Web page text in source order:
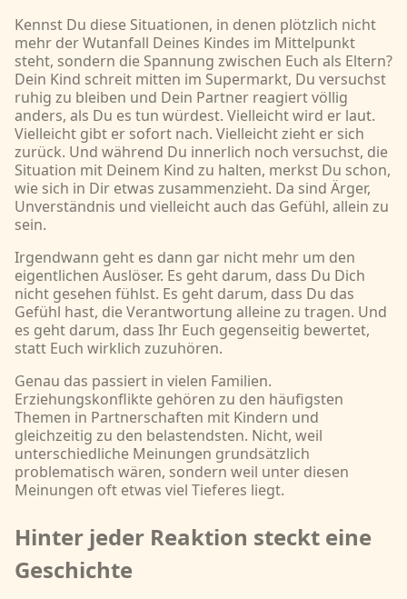
Kennst Du diese Situationen, in denen plötzlich nicht
mehr der Wutanfall Deines Kindes im Mittelpunkt
steht, sondern die Spannung zwischen Euch als Eltern?
Dein Kind schreit mitten im Supermarkt, Du versuchst
ruhig zu bleiben und Dein Partner reagiert völlig
anders, als Du es tun würdest. Vielleicht wird er laut.
Vielleicht gibt er sofort nach. Vielleicht zieht er sich
zurück. Und während Du innerlich noch versuchst, die
Situation mit Deinem Kind zu halten, merkst Du schon,
wie sich in Dir etwas zusammenzieht. Da sind Ärger,
Unverständnis und vielleicht auch das Gefühl, allein zu
sein.
Irgendwann geht es dann gar nicht mehr um den
eigentlichen Auslöser. Es geht darum, dass Du Dich
nicht gesehen fühlst. Es geht darum, dass Du das
Gefühl hast, die Verantwortung alleine zu tragen. Und
es geht darum, dass Ihr Euch gegenseitig bewertet,
statt Euch wirklich zuzuhören.
Genau das passiert in vielen Familien.
Erziehungskonflikte gehören zu den häufigsten
Themen in Partnerschaften mit Kindern und
gleichzeitig zu den belastendsten. Nicht, weil
unterschiedliche Meinungen grundsätzlich
problematisch wären, sondern weil unter diesen
Meinungen oft etwas viel Tieferes liegt.
Hinter jeder Reaktion steckt eine
Geschichte